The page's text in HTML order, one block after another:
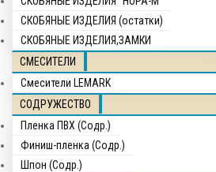
СКОБЯНЫЕ ИЗДЕЛИЯ (остатки)
СКОБЯНЫЕ ИЗДЕЛИЯ,ЗАМКИ
СМЕСИТЕЛИ
Смесители LEMARK
СОДРУЖЕСТВО
Пленка ПВХ (Содр.)
Финиш-пленка (Содр.)
Шпон (Содр.)